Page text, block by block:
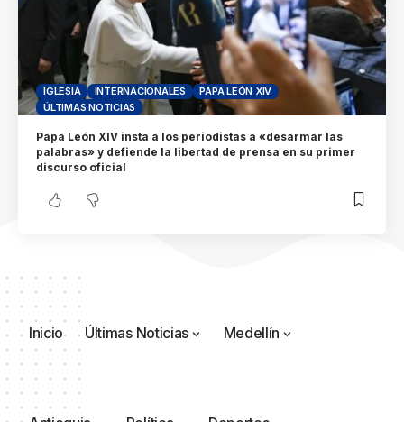
IGLESIA INTERNACIONALES
PAPA LEÓN XIV
ÚLTIMAS NOTICIAS
Papa León XIV insta a los periodistas a «desarmar las
palabras» y defiende la libertad de prensa en su primer
discurso oficial
Inicio Últimas Noticias Medellín